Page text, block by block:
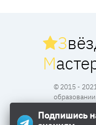
З
М
© 2015 -
Все права
Подпишись